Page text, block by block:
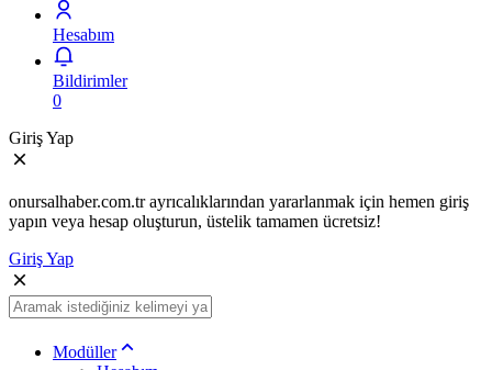
Hesabım
Bildirimler
0
Giriş Yap
onursalhaber.com.tr ayrıcalıklarından yararlanmak için hemen giriş
yapın veya hesap oluşturun, üstelik tamamen ücretsiz!
Giriş Yap
Modüller